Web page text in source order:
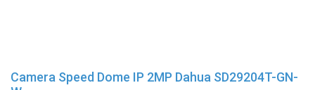
Camera Speed Dome IP 2MP Dahua SD29204T-GN-